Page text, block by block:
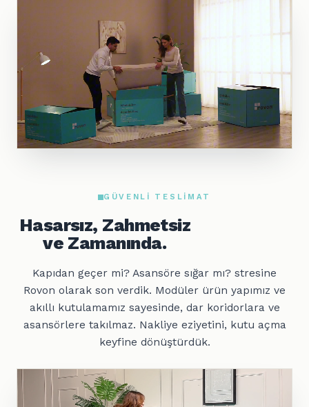
GÜVENLI TESLIMAT
Hasarsız, Zahmetsiz
ve Zamanında.
Kapıdan geçer mi? Asansöre sığar mı? stresine
Rovon olarak son verdik. Modüler ürün yapımız ve
akıllı kutulamamız sayesinde, dar koridorlara ve
asansörlere takılmaz. Nakliye eziyetini, kutu açma
keyfine dönüştürdük.